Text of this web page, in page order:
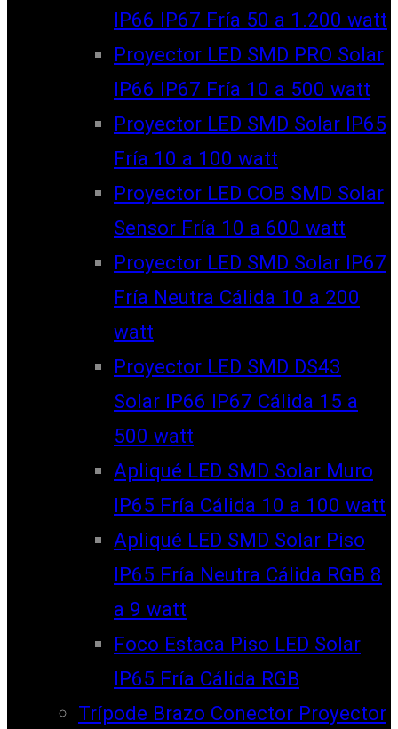
IP66 IP67 Fría 50 a 1.200 watt
Proyector LED SMD PRO Solar
IP66 IP67 Fría 10 a 500 watt
Proyector LED SMD Solar IP65
Fría 10 a 100 watt
Proyector LED COB SMD Solar
Sensor Fría 10 a 600 watt
Proyector LED SMD Solar IP67
Fría Neutra Cálida 10 a 200
watt
Proyector LED SMD DS43
Solar IP66 IP67 Cálida 15 a
500 watt
Apliqué LED SMD Solar Muro
IP65 Fría Cálida 10 a 100 watt
Apliqué LED SMD Solar Piso
IP65 Fría Neutra Cálida RGB 8
a 9 watt
Foco Estaca Piso LED Solar
IP65 Fría Cálida RGB
Trípode Brazo Conector Proyector